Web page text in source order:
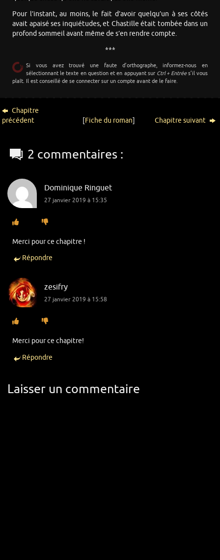
Pour l’instant, au moins, le fait d’avoir quelqu’un à ses côtés
avait apaisé ses inquiétudes, et Chastille était tombée dans un
profond sommeil avant même de s’en rendre compte.
***
Si vous avez trouvé une faute d’orthographe, informez-nous en
sélectionnant le texte en question et en appuyant sur Ctrl + Entrées’il vous
plaît. Il est conseillé de se connecter sur un compte avant de le faire.
Chapitre
précédent
[Fiche du roman] Chapitre suivant
2 commentaires :
Dominique Ringuet
27 janvier 2019 à 15:35
Merci pour ce chapitre !
Répondre
zesifry
27 janvier 2019 à 15:58
Merci pour ce chapitre!
Répondre
Laisser un commentaire